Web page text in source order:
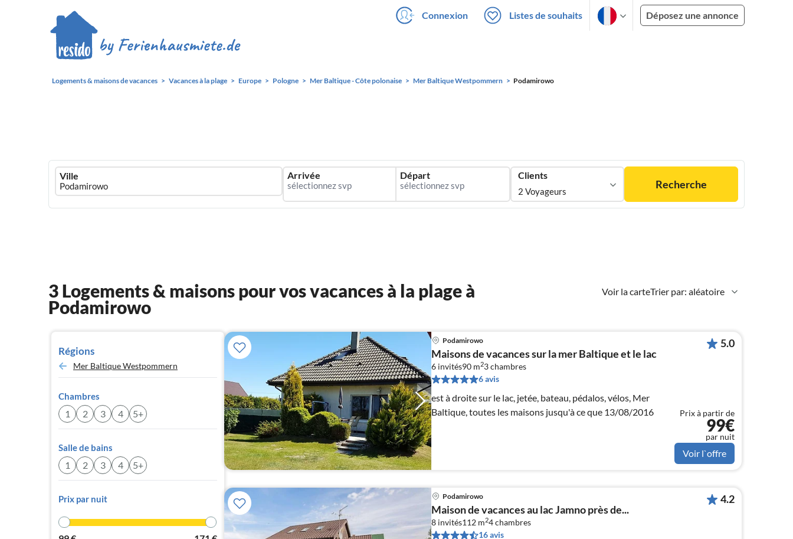
Connexion Listes de souhaits Déposez une annonce
Logements & maisons de vacances Vacances à la plage Europe Pologne Mer Baltique - Côte polonaise Mer Baltique Westpommern Podamirowo
Ferienhausmiete
logo
Ville Arrivée Départ Clients
2 Voyageurs
Recherche
Voir la carteTrier par: aléatoire
3 Logements & maisons pour vos vacances à la plage à
Podamirowo
Régions
Mer Baltique Westpommern
Chambres
1 2 3 4 5+
Salle de bains
1 2 3 4 5+
Prix par nuit
Podamirowo
Maisons de vacances sur la mer Baltique et le lac
6 invités90 m23chambres
6 avis
est à droite sur le lac, jetée, bateau, pédalos, vélos, Mer
Baltique, toutes les maisons jusqu'à ce que 13/08/2016
5.0
Prix à partir de
99€
par nuit
Voir l`offre
Podamirowo
Maison de vacances au lac Jamno près de...
8 invités112 m24chambres
16 avis
4.2